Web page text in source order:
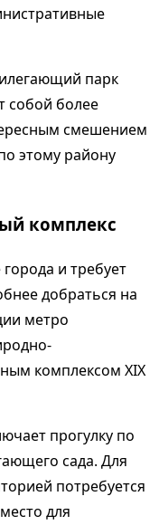
парк
собой более
смешением
этому району
комплекс
и требует
добраться на
метро
комплексом XIX
прогулку по
сада. Для
потребуется
для